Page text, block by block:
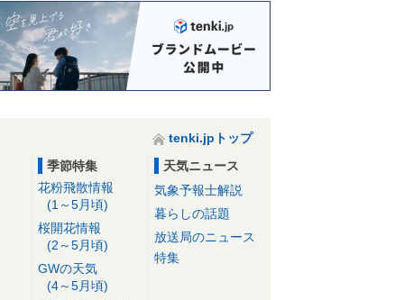
tenki.jpトップ
季節特集
花粉飛散情報
(1～5月頃)
桜開花情報
(2～5月頃)
GWの天気
(4～5月頃)
天気ニュース
気象予報士解説
暮らしの話題
放送局のニュース
特集